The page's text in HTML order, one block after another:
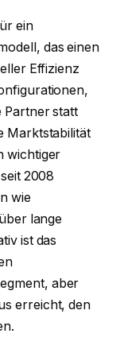
ein
das einen
Effizienz
Partner statt
Marktstabilität
wichtiger
2008
wie
lange
ist das
aber
erreicht, den